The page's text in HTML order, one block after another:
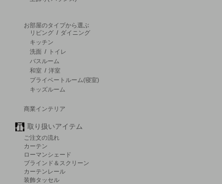
お部屋のタイプから選ぶ
リビング / ダイニング
キッチン
洗面 /
トイレ
バスルーム
和室 / 洋室
プライベートルーム(寝室)
キッズルーム
商業インテリア
取り扱いアイテム
ご注文の流れ
カーテン
ローマンシェード
ブラインド＆スクリーン
カーテンレール
装飾タッセル